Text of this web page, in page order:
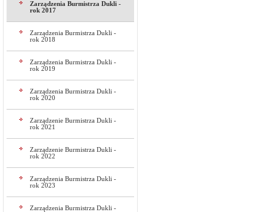
Zarządzenia Burmistrza Dukli -
rok 2017
Zarządzenia Burmistrza Dukli -
rok 2018
Zarządzenia Burmistrza Dukli -
rok 2019
Zarządzenia Burmistrza Dukli -
rok 2020
Zarządzenie Burmistrza Dukli -
rok 2021
Zarządzenie Burmistrza Dukli -
rok 2022
Zarządzenia Burmistrza Dukli -
rok 2023
Zarządzenia Burmistrza Dukli -